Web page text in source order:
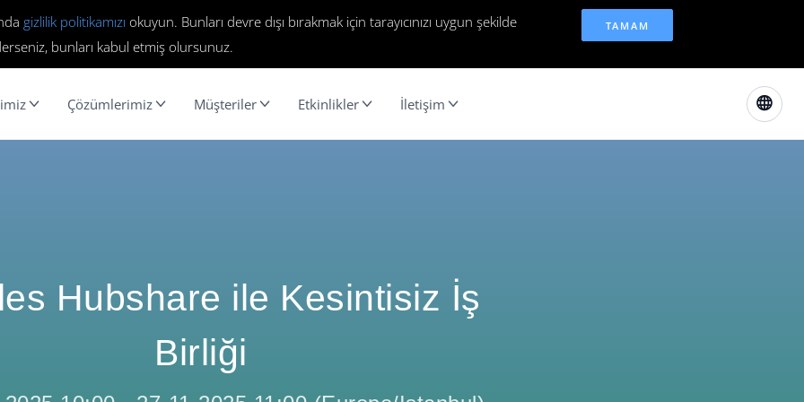
gizlilik politikamızı okuyun. Bunları devre dışı bırakmak için tarayıcınızı uygun şekilde
bunları kabul etmiş olursunuz.
TAMAM
Çözümlerimiz Müşteriler Etkinlikler İletişim
Hubshare ile Kesintisiz İş
Birliği